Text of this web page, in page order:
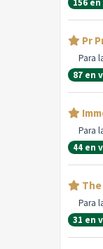
Pr
Para
87 en
Para
44 en
Para
31 en